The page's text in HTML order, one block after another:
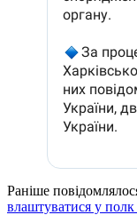
Раніше
влаштуватися у